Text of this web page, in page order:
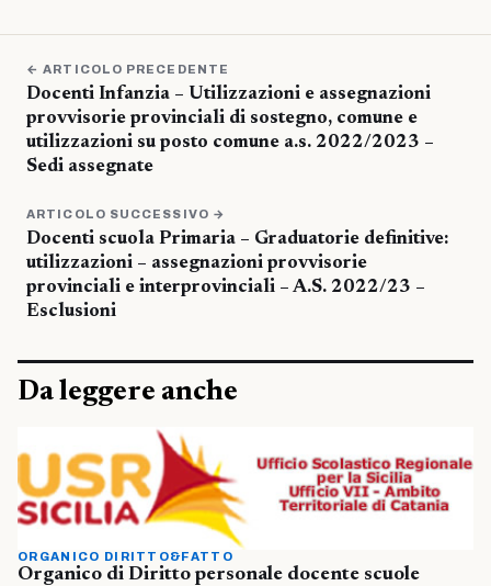
← ARTICOLO PRECEDENTE
Docenti Infanzia – Utilizzazioni e assegnazioni
provvisorie provinciali di sostegno, comune e
utilizzazioni su posto comune a.s. 2022/2023 –
Sedi assegnate
ARTICOLO SUCCESSIVO →
Docenti scuola Primaria – Graduatorie definitive:
utilizzazioni – assegnazioni provvisorie
provinciali e interprovinciali – A.S. 2022/23 –
Esclusioni
Da leggere anche
ORGANICO DIRITTO&FATTO
Organico di Diritto personale docente scuole